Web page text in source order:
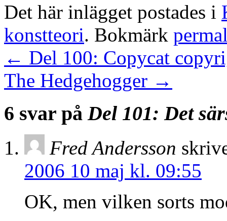
Det här inlägget postades i
konstteori. Bokmärk
← Del 100: Copycat
The Hedgehogger →
6 svar på Del 101: Det
Fred Andersson
2006 10 maj kl. 09:55
OK, men vilken sorts